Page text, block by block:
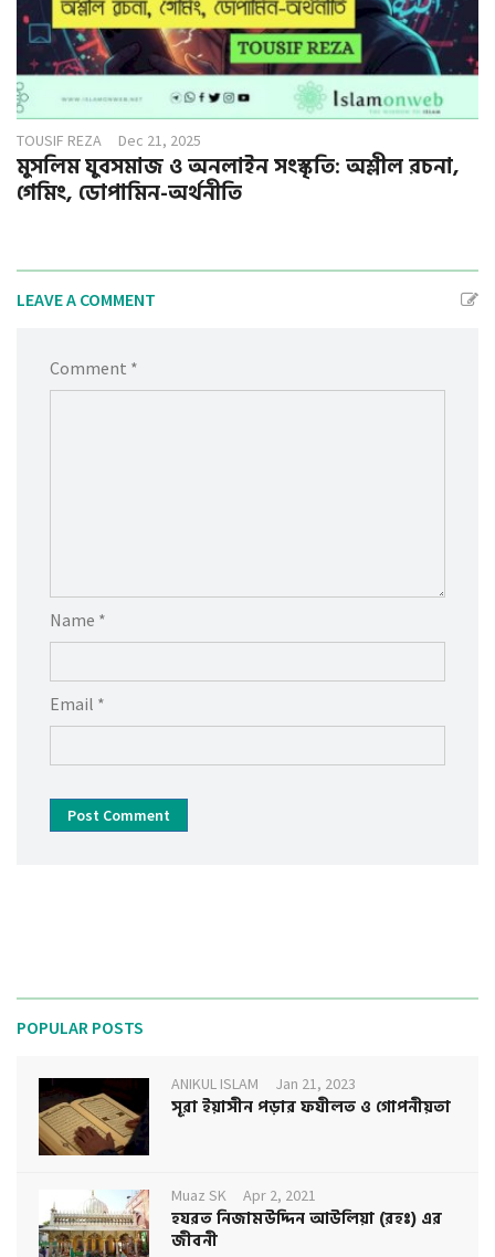
TOUSIF REZA Dec 21, 2025
মুসলিম যুবসমাজ ও অনলাইন সংস্কৃতি: অশ্লীল রচনা,
গেমিং, ডোপামিন-অর্থনীতি
LEAVE A COMMENT
Comment *
Name *
Email *
Post Comment
POPULAR POSTS
ANIKUL ISLAM Jan 21, 2023
সূরা ইয়াসীন পড়ার ফযীলত ও গোপনীয়তা
Muaz SK Apr 2, 2021
হযরত নিজামউদ্দিন আউলিয়া (রহঃ) এর
জীবনী